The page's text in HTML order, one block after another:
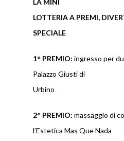
LA MINI
LOTTERIA A PREMI,
SPECIALE
1° PREMIO: ingresso per
Palazzo Giusti di
Urbino
2° PREMIO: massaggio di
l’Estetica Mas Que Nada